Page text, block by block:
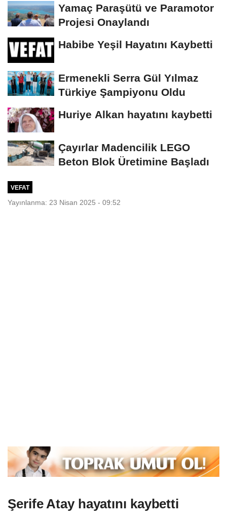
Yamaç Paraşütü ve Paramotor
Projesi Onaylandı
Habibe Yeşil Hayatını Kaybetti
Ermenekli Serra Gül Yılmaz
Türkiye Şampiyonu Oldu
Huriye Alkan hayatını kaybetti
Çayırlar Madencilik LEGO
Beton Blok Üretimine Başladı
VEFAT
Yayınlanma: 23 Nisan 2025 - 09:52
Şerife Atay hayatını kaybetti